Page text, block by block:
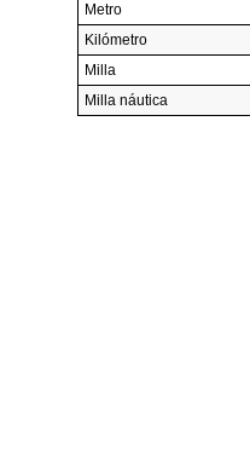
Metro
Kilómetro
Milla
Milla náutica